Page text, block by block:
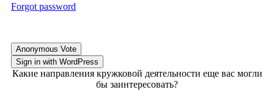
Forgot password
Anonymous Vote
Sign in with WordPress
Какие направления кружковой деятельности еще вас могли
бы заинтересовать?